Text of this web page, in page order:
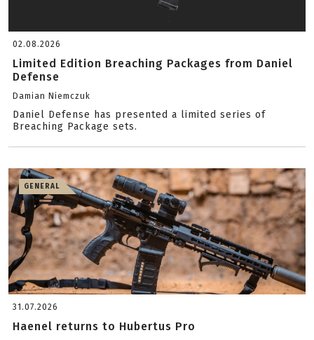
02.08.2026
Limited Edition Breaching Packages from Daniel
Defense
Damian Niemczuk
Daniel Defense has presented a limited series of
Breaching Package sets.
GENERAL
31.07.2026
Haenel returns to Hubertus Pro